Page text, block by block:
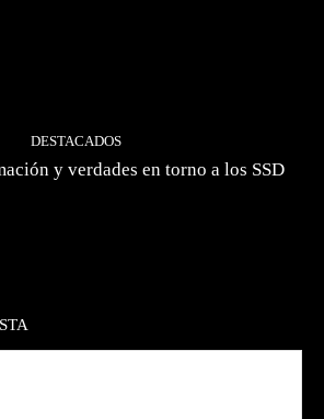
DESTACADOS
y verdades en torno a los SSD